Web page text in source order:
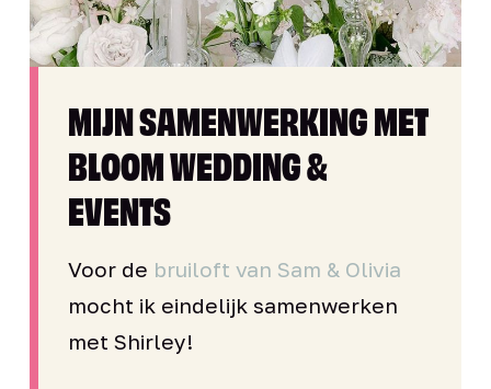
MIJN SAMENWERKING MET
BLOOM WEDDING &
EVENTS
Voor de bruiloft van Sam & Olivia
mocht ik eindelijk samenwerken
met Shirley!